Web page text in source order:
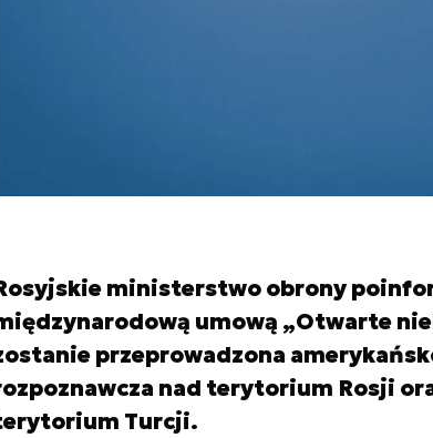
ministerstwo obrony
umową „Otwarte
przeprowadzona
nad terytorium Rosji
Turcji.